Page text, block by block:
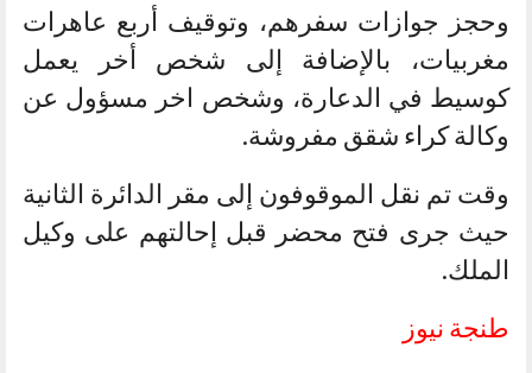
وحجز جوازات سفرهم، وتوقيف أربع عاهرات
مغربيات، بالإضافة إلى شخص أخر يعمل
كوسيط في الدعارة، وشخص اخر مسؤول عن
وكالة كراء شقق مفروشة.
وقت تم نقل الموقوفون إلى مقر الدائرة الثانية
حيث جرى فتح محضر قبل إحالتهم على وكيل
الملك.
طنجة نيوز